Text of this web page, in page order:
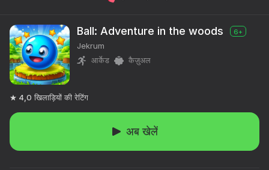
Ball: Adventure in the woods 6+
Jekrum
आर्केड
कैज़ुअल
4,0 खिलाड़ियों की रेटिंग
अब खेलें